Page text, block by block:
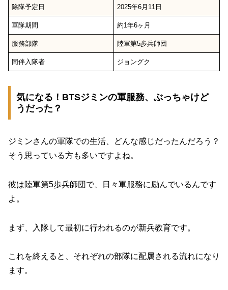
除隊予定日 2025年6月11日
軍隊期間 約1年6ヶ月
服務部隊 陸軍第5歩兵師団
同伴入隊者 ジョングク
気になる！BTSジミンの軍服務、ぶっちゃけど
うだった？
ジミンさんの軍隊での生活、どんな感じだったんだろう？
そう思っている方も多いですよね。
彼は陸軍第5歩兵師団で、日々軍服務に励んでいるんです
よ。
まず、入隊して最初に行われるのが新兵教育です。
これを終えると、それぞれの部隊に配属される流れになり
ます。